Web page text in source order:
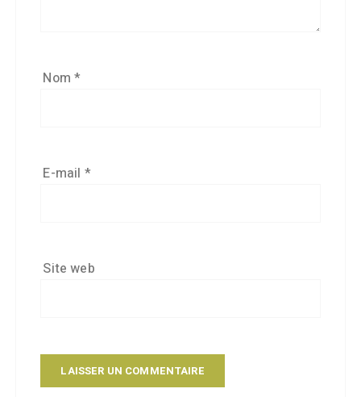
Nom*
E-mail *
Site web